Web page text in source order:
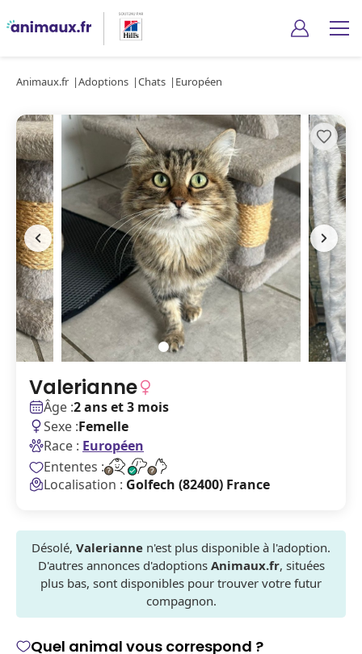
Animaux.fr Adoptions Chats Européen
Valerianne
Âge :2 ans et 3 mois
Sexe :Femelle
Race : Européen
Ententes :
Localisation : Golfech (82400) France
Désolé, Valerianne n'est plus disponible à l'adoption.
D'autres annonces d'adoptions Animaux.fr, situées
plus bas, sont disponibles pour trouver votre futur
compagnon.
Quel animal vous correspond ?